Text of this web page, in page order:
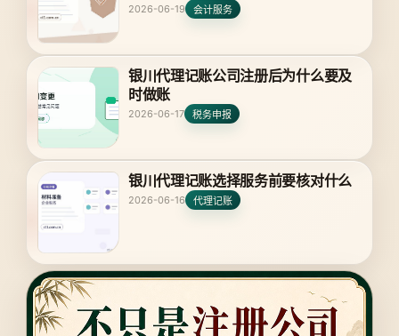
2026-06-19 会计服务
银川代理记账公司注册后为什么要及
时做账
2026-06-17 税务申报
银川代理记账选择服务前要核对什么
2026-06-16 代理记账